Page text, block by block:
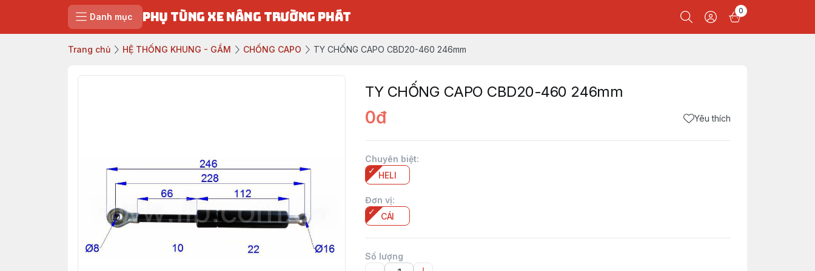
Danh mục PHỤ TÙNG XE NÂNG TRƯỜNG PHÁT 0
Trang chủ HỆ THỐNG KHUNG - GẦM CHỐNG CAPO TY CHỐNG CAPO CBD20-460 246mm
TY CHỐNG CAPO CBD20-460 246mm
0đ Yêu thích
Chuyên biệt:
HELI
Đơn vị:
CÁI
Số lượng